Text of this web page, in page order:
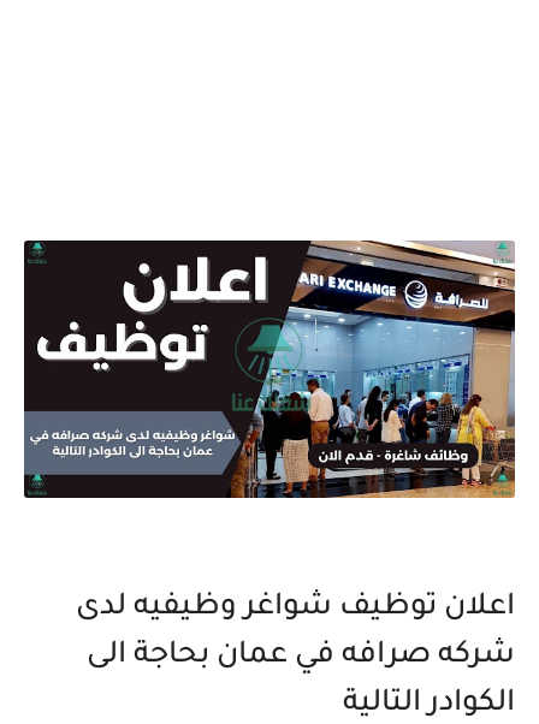
اعلان توظيف شواغر وظيفيه لدى
شركه صرافه في عمان بحاجة الى
الكوادر التالية